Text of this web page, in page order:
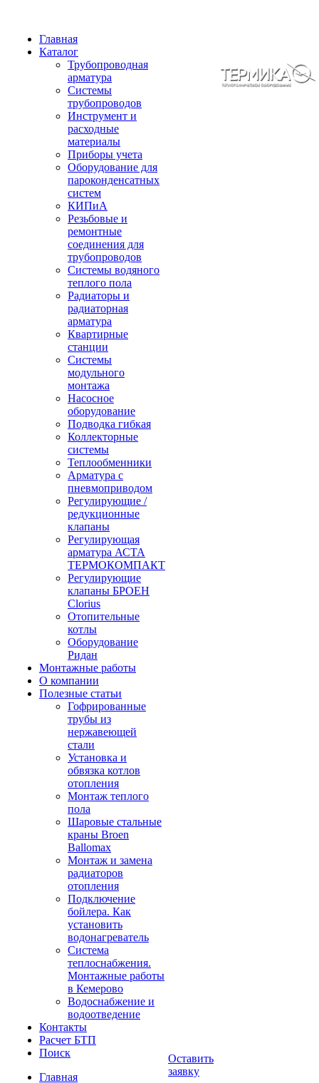
Главная
Каталог
Трубопроводная
арматура
Системы
трубопроводов
Инструмент и
расходные
материалы
Приборы учета
Оборудование для
пароконденсатных
систем
КИПиА
Резьбовые и
ремонтные
соединения для
трубопроводов
Системы водяного
теплого пола
Радиаторы и
радиаторная
арматура
Квартирные
станции
Системы
модульного
монтажа
Насосное
оборудование
Подводка гибкая
Коллекторные
системы
Теплообменники
Арматура с
пневмоприводом
Регулирующие /
редукционные
клапаны
Регулирующая
арматура АСТА
ТЕРМОКОМПАКТ
Регулирующие
клапаны БРОЕН
Clorius
Отопительные
котлы
Оборудование
Ридан
Монтажные работы
О компании
Полезные статьи
Гофрированные
трубы из
нержавеющей
стали
Установка и
обвязка котлов
отопления
Монтаж теплого
пола
Шаровые стальные
краны Broen
Ballomax
Монтаж и замена
радиаторов
отопления
Подключение
бойлера. Как
установить
водонагреватель
Система
теплоснабжения.
Монтажные работы
в Кемерово
Водоснабжение и
водоотведение
Контакты
Расчет БТП
Поиск
Главная
Оставить
заявку